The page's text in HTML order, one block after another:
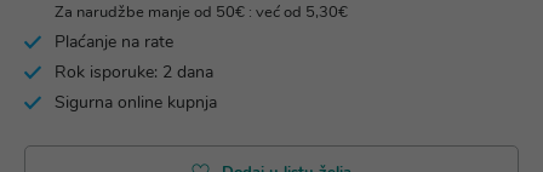
Za narudžbe manje od 50€ : već od 5,30€
Plaćanje na rate
Rok isporuke: 2 dana
Sigurna online kupnja